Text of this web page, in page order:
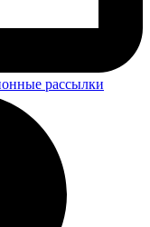
рассылки